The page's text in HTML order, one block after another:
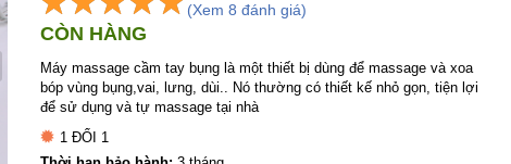
(Xem 8 đánh giá)
CÒN HÀNG
Máy massage cầm tay bụng là một thiết bị dùng để massage và xoa
bóp vùng bụng,vai, lưng, dùi.. Nó thường có thiết kế nhỏ gọn, tiện lợi
để sử dụng và tự massage tại nhà
1 ĐỔI 1